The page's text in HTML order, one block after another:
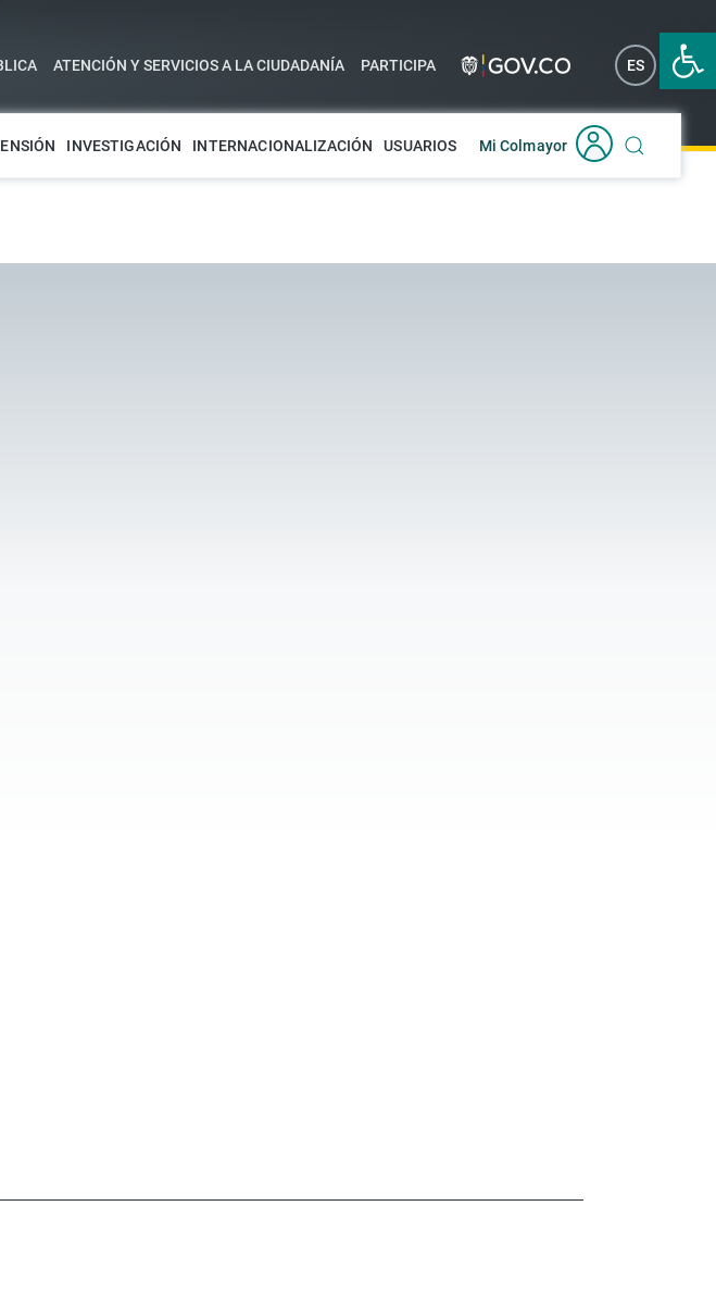
Abrir
ATENCIÓN Y SERVICIOS A LA CIUDADANÍA PARTICIPA ES EN
INVESTIGACIÓN INTERNACIONALIZACIÓN USUARIOS Mi Colmayor